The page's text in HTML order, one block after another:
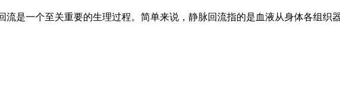
是一个至关重要的生理过程。简单来说，静脉回流指的是血液从身体各组织